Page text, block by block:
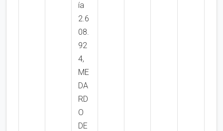
ía
2.6
08.
92
4,
ME
DA
RD
O
DE